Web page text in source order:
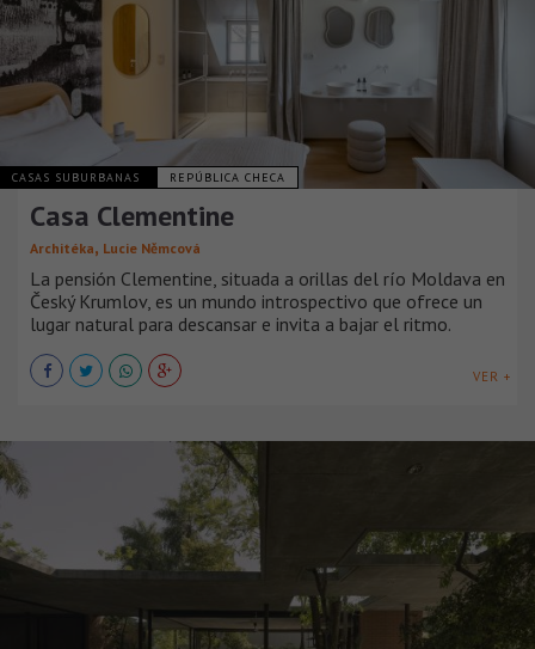
CASAS SUBURBANAS REPÚBLICA CHECA
Casa Clementine
Architéka, Lucie Němcová
La pensión Clementine, situada a orillas del río Moldava en
Český Krumlov, es un mundo introspectivo que ofrece un
lugar natural para descansar e invita a bajar el ritmo.
VER +